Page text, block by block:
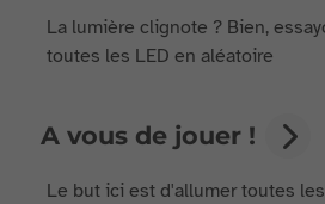
La lumière clignote ? Bien,
toutes les LED en aléatoire
A vous de jouer !
Le but ici est d'allumer toutes